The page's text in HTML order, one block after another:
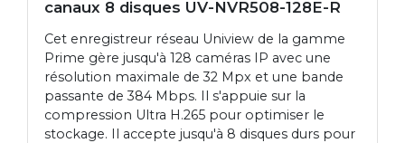
canaux 8 disques UV-NVR508-128E-R
Cet enregistreur réseau Uniview de la gamme
Prime gère jusqu'à 128 caméras IP avec une
résolution maximale de 32 Mpx et une bande
passante de 384 Mbps. Il s'appuie sur la
compression Ultra H.265 pour optimiser le
stockage. Il accepte jusqu'à 8 disques durs pour